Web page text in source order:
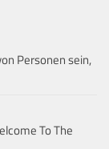
Personen sein,
To The